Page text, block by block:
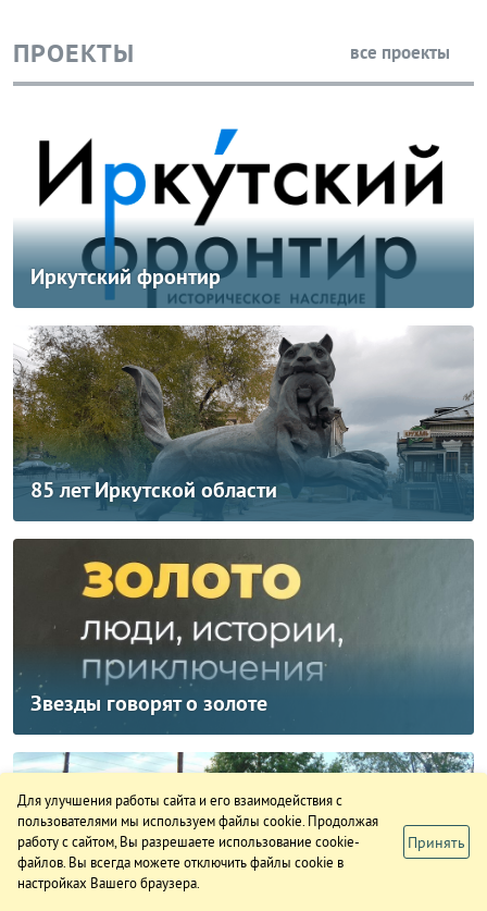
ПРОЕКТЫ все проекты
Иркутский фронтир
85 лет Иркутской области
Звезды говорят о золоте
Для улучшения работы сайта и его взаимодействия с
пользователями мы используем файлы cookie. Продолжая
работу с сайтом, Вы разрешаете использование cookie-
файлов. Вы всегда можете отключить файлы cookie в
настройках Вашего браузера.
Принять